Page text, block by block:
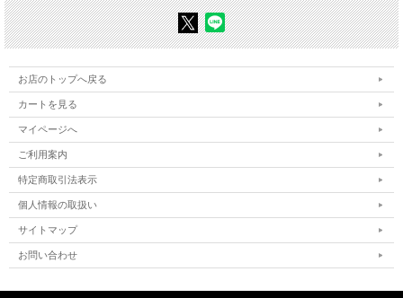
最果ての黒竜江省へ／地平線の大豆畑／オオカミの緑の目／ニクソン訪中と日本語
学習／日中国交正常化／父の釈放／文革の傷／世界を揺さぶった「革命」……
第4章 転 機――新聞社、音楽家協会で働く
処刑された女性闘士／生涯の伴侶との出会い／日本の歌曲を紹介／「北国の春」と
遠藤実／運命の代役／「日本で働かない？」……
第5章 日本へ――松居直に誘われて
の理由／松居直の金言／三千人の若者が中国へ……
第6章 八面六臂――報道、作家、大学教師……
NHKで働く／世界的ニュースの渦中で／『ビートルズを知らなかった紅衛兵』／
『ナージャとりゅうおう』……
第7章 日中比較文化論――こんなに違う二つの国
日本社会は社会主義的／能力主義に転じた中国／中国人の声が大きいわけ／電車で
眠る日本人／さくらとパンダ……
鬼才、岸田衿子／『いつも いっしょ』／『鹿よ おれの兄弟よ』／ウクライナの
お店のトップへ戻る
カートを見る
マイページへ
ご利用案内
特定商取引法表示
個人情報の取扱い
サイトマップ
お問い合わせ